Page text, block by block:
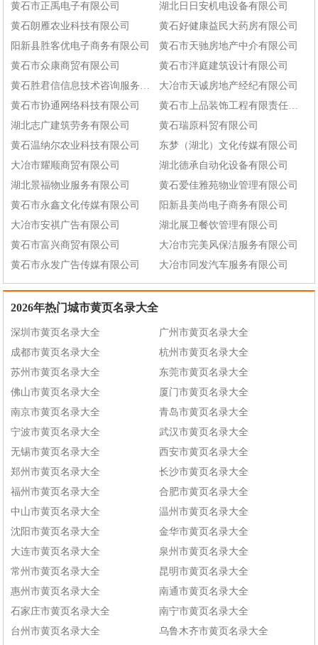
黄石市正禹电子有限公司
湖北日日安机电设备有限公司
黄石朗雁农业科技有限公司
黄石好健康益民大药房有限公司
阳新县胜客优电子商务有限公司
黄石市天驰房地产中介有限公司
黄石市众康商贸有限公司
黄石市泮庭建筑设计有限公司
黄石胜君信信息技术咨询服务有限责任公司
大冶市天诚房地产经纪有限公司
黄石市协通网络科技有限公司
黄石市上品装饰工程有限责任公司
湖北志广建筑劳务有限公司
黄石瑞原科贸有限公司
黄石温纳尔农业科技有限公司
东梦（湖北）文化传媒有限公司
大冶市耀顺商贸有限公司
湖北德承自动化设备有限公司
湖北景福物业服务有限公司
黄石爱佳雅苑物业管理有限公司
黄石市永鑫文化传媒有限公司
阳新县美尚电子商务有限公司
大冶市安祺广告有限公司
湖北展卫餐饮管理有限公司
黄石市富兴商贸有限公司
大冶市完美风保洁服务有限公司
黄石市永发广告传媒有限公司
大冶市同发汽车服务有限公司
2026年热门城市黄页名录大全
深圳市黄页名录大全
广州市黄页名录大全
成都市黄页名录大全
杭州市黄页名录大全
苏州市黄页名录大全
东莞市黄页名录大全
佛山市黄页名录大全
厦门市黄页名录大全
南京市黄页名录大全
青岛市黄页名录大全
宁波市黄页名录大全
武汉市黄页名录大全
无锡市黄页名录大全
西安市黄页名录大全
郑州市黄页名录大全
长沙市黄页名录大全
福州市黄页名录大全
合肥市黄页名录大全
中山市黄页名录大全
温州市黄页名录大全
沈阳市黄页名录大全
金华市黄页名录大全
大连市黄页名录大全
泉州市黄页名录大全
常州市黄页名录大全
昆明市黄页名录大全
惠州市黄页名录大全
南通市黄页名录大全
石家庄市黄页名录大全
南宁市黄页名录大全
台州市黄页名录大全
乌鲁木齐市黄页名录大全